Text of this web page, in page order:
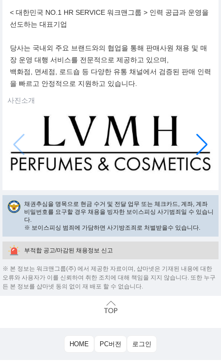
< 대한민국 NO.1 HR SERVICE 워크맨그룹 > 인력 공급과 운영을
선도하는 대표기업
당사는 국내외 주요 브랜드와의 협업을 통해 판매사원 채용 및 매
장 운영 대행 서비스를 전문적으로 제공하고 있으며,
백화점, 면세점, 로드숍 등 다양한 유통 채널에서 검증된 판매 인력
을 빠르고 안정적으로 지원하고 있습니다.
사진소개
채권추심을 명목으로 현금 수거 및 전달 업무 또는 체크카드, 계좌, 계좌
비밀번호를 요구할 경우 채용을 빙자한 보이스피싱 사기범죄일 수 있습니
다.
※ 보이스피싱 범죄에 가담하면 사기방조죄로 처벌받을수 있습니다.
부적합 공고/마감된 채용정보 신고
※ 본 정보는 워크맨그룹(주) 에서 제공한 자료이며, 샵마넷은 기재된 내용에 대한
오류와 사용자가 이를 신뢰하여 취한 조치에 대해 책임을 지지 않습니다. 또한 누구
든 본 정보를 샵마넷 동의 없이 재 배포 할 수 없습니다.
HOME PC버전 로그인